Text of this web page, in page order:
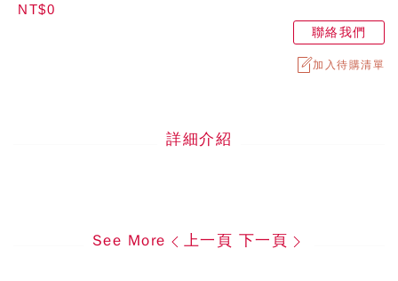
NT$0
聯絡我們
加入待購清單
詳細介紹
See More 上一頁 下一頁